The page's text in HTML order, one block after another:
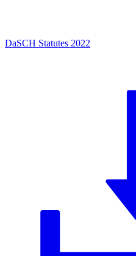
DaSCH Statutes 2022